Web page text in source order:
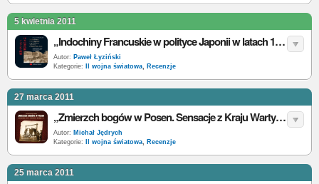
5 kwietnia 2011
„Indochiny Francuskie w polityce Japonii w latach 1940-1945” - L. Sobolewski - recenzja
Autor: Paweł Łyziński
Kategorie:
II wojna światowa, Recenzje
27 marca 2011
„Zmierzch bogów w Posen. Sensacje z Kraju Warty” - L. Adamczewski - recenzja
Autor: Michał Jędrych
Kategorie:
II wojna światowa, Recenzje
25 marca 2011